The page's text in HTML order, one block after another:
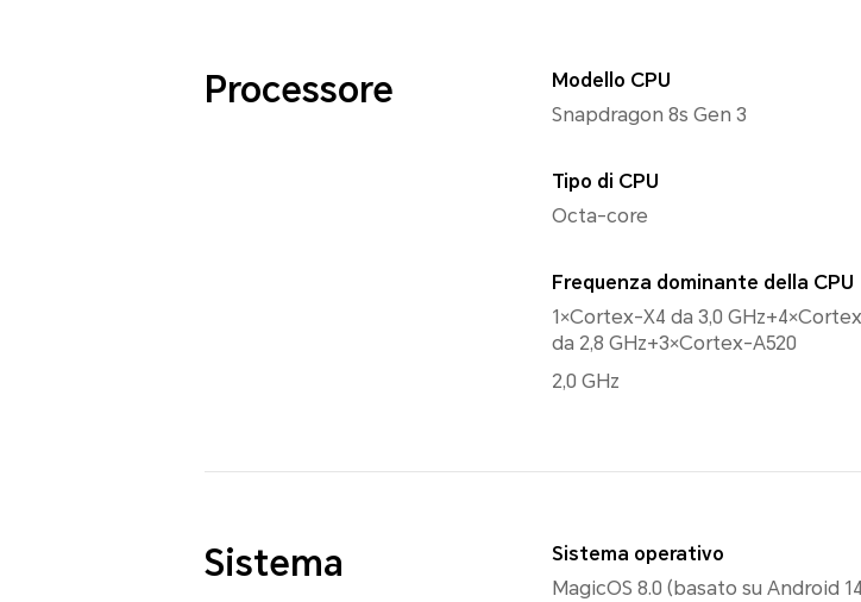
Processore
Modello CPU
Snapdragon 8s Gen 3
Tipo di CPU
Octa-core
Frequenza dominante della CPU
1×Cortex-X4 da 3,0
da 2,8 GHz+3×Cortex-A520
2,0 GHz
Sistema
Sistema operativo
MagicOS 8.0 (basato su Android